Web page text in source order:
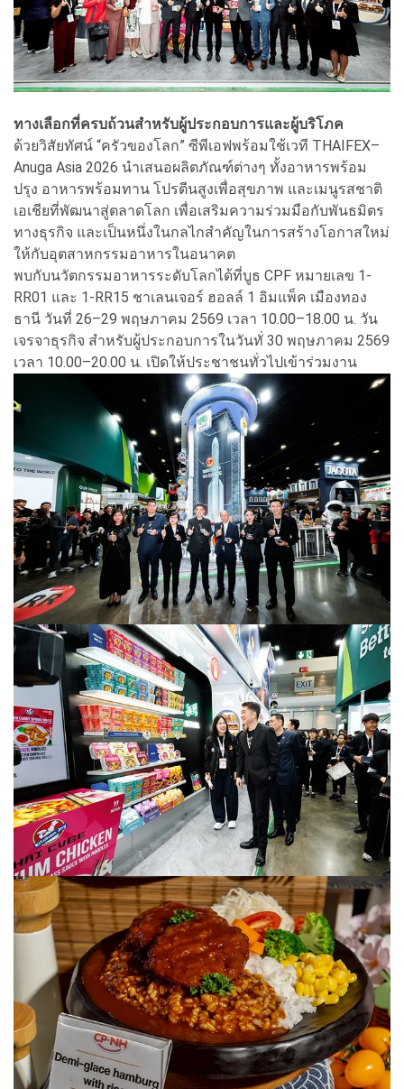
ทางเลือกที่ครบถ้วนสำหรับผู้ประกอบการและผู้บริโภค
ด้วยวิสัยทัศน์ “ครัวของโลก” ซีพีเอฟพร้อมใช้เวที THAIFEX–
Anuga Asia 2026 นำเสนอผลิตภัณฑ์ต่างๆ ทั้งอาหารพร้อม
ปรุง อาหารพร้อมทาน โปรตีนสูงเพื่อสุขภาพ และเมนูรสชาติ
เอเชียที่พัฒนาสู่ตลาดโลก เพื่อเสริมความร่วมมือกับพันธมิตร
ทางธุรกิจ และเป็นหนึ่งในกลไกสำคัญในการสร้างโอกาสใหม่
ให้กับอุตสาหกรรมอาหารในอนาคต
พบกับนวัตกรรมอาหารระดับโลกได้ที่บูธ CPF หมายเลข 1-
RR01 และ 1-RR15 ชาเลนเจอร์ ฮอลล์ 1 อิมแพ็ค เมืองทอง
ธานี วันที่ 26–29 พฤษภาคม 2569 เวลา 10.00–18.00 น. วัน
เจรจาธุรกิจ สำหรับผู้ประกอบการในวันทั่ 30 พฤษภาคม 2569
เวลา 10.00–20.00 น. เปิดให้ประชาชนทั่วไปเข้าร่วมงาน